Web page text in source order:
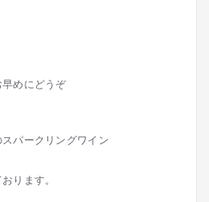
めにどうぞ
パークリングワイン
ります。